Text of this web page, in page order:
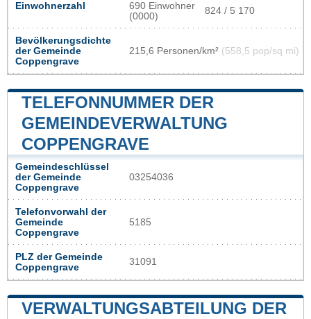
Einwohnerzahl
690 Einwohner
(0000)
824 / 5 170
Bevölkerungsdichte
der Gemeinde
Coppengrave
215,6 Personen/km² (558,5 pop/sq mi)
TELEFONNUMMER DER
GEMEINDEVERWALTUNG
COPPENGRAVE
Gemeindeschlüssel
der Gemeinde
Coppengrave
03254036
Telefonvorwahl der
Gemeinde
Coppengrave
5185
PLZ der Gemeinde
Coppengrave
31091
VERWALTUNGSABTEILUNG DER